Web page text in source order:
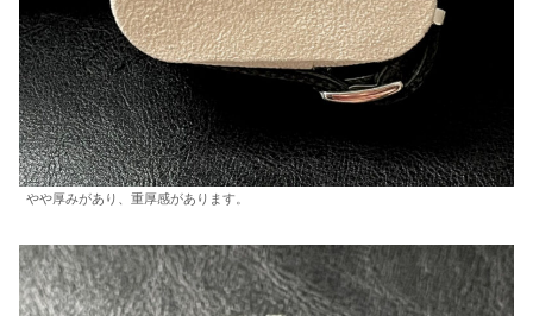
やや厚みがあり、重厚感があります。